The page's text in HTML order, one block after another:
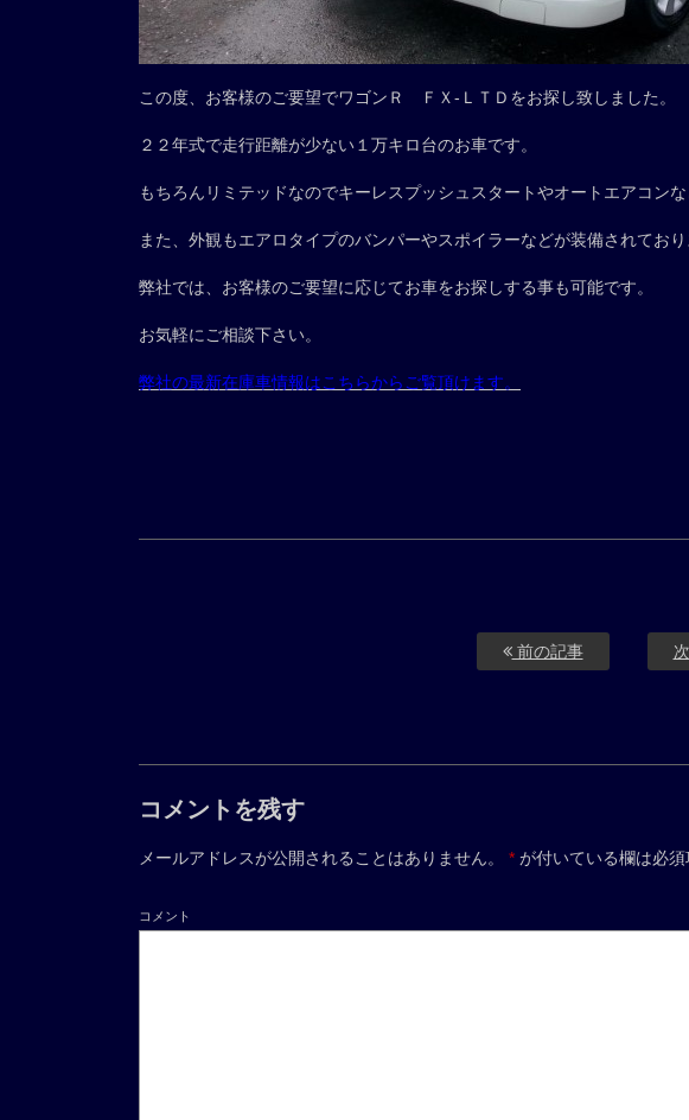
この度、お客様のご要望でワゴンＲ ＦＸ-ＬＴＤをお探し致しました。
２２年式で走行距離が少ない１万キロ台のお車です。
もちろんリミテッドなのでキーレスプッシュスタートやオートエアコン
また、外観もエアロタイプのバンパーやスポイラーなどが装備されてお
弊社では、お客様のご要望に応じてお車をお探しする事も可能です。
お気軽にご相談下さい。
弊社の最新在庫車情報はこちらからご覧頂けます。
前の記事
コメントを残す
メールアドレスが公開されることはありません。 * が付いている欄は必須
コメント